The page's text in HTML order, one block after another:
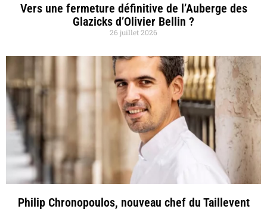
Vers une fermeture définitive de l’Auberge des
Glazicks d’Olivier Bellin ?
26 juillet 2026
Philip Chronopoulos, nouveau chef du Taillevent